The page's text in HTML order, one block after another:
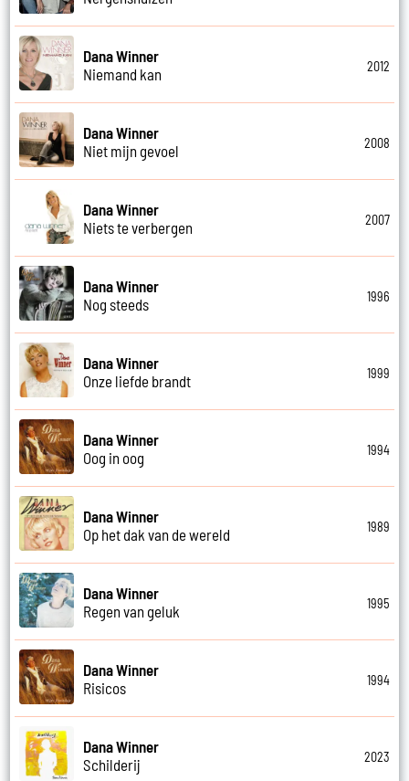
Dana Winner
Niemand kan
2012
Dana Winner
Niet mijn gevoel
2008
Dana Winner
Niets te verbergen
2007
Dana Winner
Nog steeds
1996
Dana Winner
Onze liefde brandt
1999
Dana Winner
Oog in oog
1994
Dana Winner
Op het dak van de wereld
1989
Dana Winner
Regen van geluk
1995
Dana Winner
Risicos
1994
Dana Winner
Schilderij
2023